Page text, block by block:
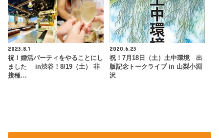
2023.8.1
祝！婚活パーティをやることにし
ました in渋谷！8/19（土） 非
接種…
2020.6.23
祝！7月18日（土）土中環境 出
版記念トークライブ in 山梨小淵
沢